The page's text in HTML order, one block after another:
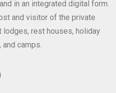
in an integrated digital form.
and visitor of the private
rest houses, holiday
camps.